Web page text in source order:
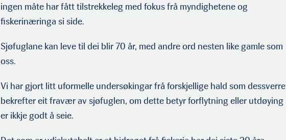
ingen måte har fått tilstrekkeleg med fokus frå myndighetene og
fiskerinæringa si side.
Sjøfuglane kan leve til dei blir 70 år, med andre ord nesten like gamle som
oss.
Vi har gjort litt uformelle undersøkingar frå forskjellige hald som dessverre
bekrefter eit fravær av sjøfuglen, om dette betyr forflytning eller utdøying
er ikkje godt å seie.